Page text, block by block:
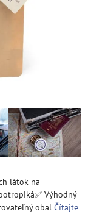
látok na
Výhodný
obal Čítajte